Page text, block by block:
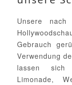
Unsere
Gebrauch
Verwendung
lassen sich
Limonade,